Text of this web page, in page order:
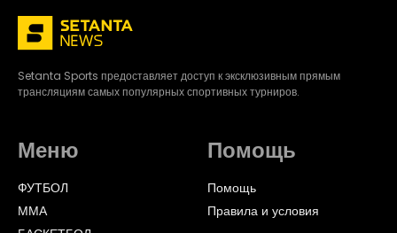
Setanta Sports предоставляет доступ к эксклюзивным прямым
трансляциям самых популярных спортивных турниров.
Меню
ФУТБОЛ
ММА
Помощь
Помощь
Правила и условия